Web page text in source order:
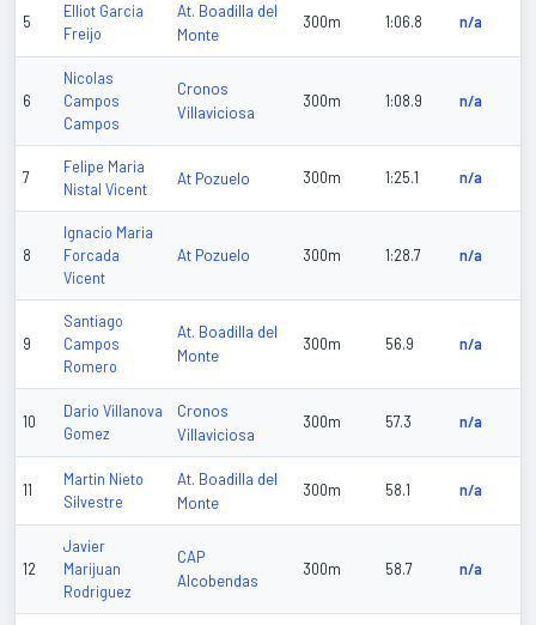
5
Elliot Garcia
Freijo
At. Boadilla del
Monte
300m 1:06.8 n/a
6
Nicolas
Campos
Campos
Cronos
Villaviciosa
300m 1:08.9 n/a
7
Felipe Maria
Nistal Vicent
At Pozuelo 300m 1:25.1 n/a
8
Ignacio Maria
Forcada
Vicent
At Pozuelo 300m 1:28.7 n/a
9
Santiago
Campos
Romero
At. Boadilla del
Monte
300m 56.9 n/a
10
Dario Villanova
Gomez
Cronos
Villaviciosa
300m 57.3 n/a
11
Martin Nieto
Silvestre
At. Boadilla del
Monte
300m 58.1 n/a
12
Javier
Marijuan
Rodriguez
CAP
Alcobendas
300m 58.7 n/a